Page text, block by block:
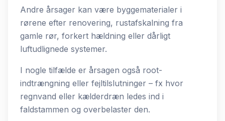
Andre årsager kan være byggematerialer i
rørene efter renovering, rustafskalning fra
gamle rør, forkert hældning eller dårligt
luftudlignede systemer.
I nogle tilfælde er årsagen også root-
indtrængning eller fejltilslutninger – fx hvor
regnvand eller kælderdræn ledes ind i
faldstammen og overbelaster den.